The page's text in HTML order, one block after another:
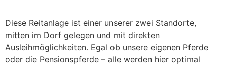
Diese Reitanlage ist einer unserer zwei Standorte,
mitten im Dorf gelegen und mit direkten
Ausleihmöglichkeiten. Egal ob unsere eigenen Pferde
oder die Pensionspferde – alle werden hier optimal